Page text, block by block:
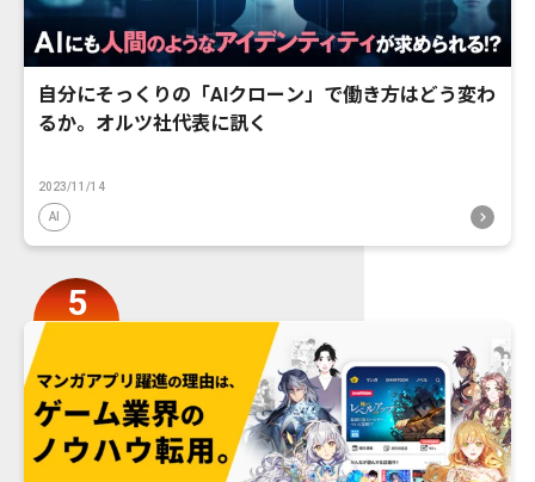
自分にそっくりの「AIクローン」で働き方はどう変わ
るか。オルツ社代表に訊く
2023/11/14
AI